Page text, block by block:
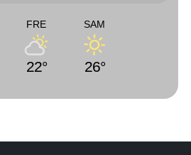
FRE
22°
SAM
26°